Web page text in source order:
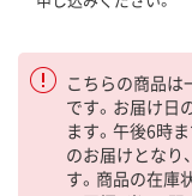
こちらの商品は
です。お届け日
ます。午後6時
のお届けとなり
す。商品の在庫